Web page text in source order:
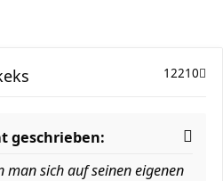
12210
geschrieben:
man sich auf seinen eigenen